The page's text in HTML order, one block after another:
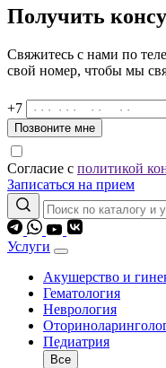
Получить
Свяжитесь с нами по
свой номер, чтобы мы
+7
Позвоните мне
Согласие с политикой
Записаться на прием
Услуги
Акушерство и
Гематология
Неврология
Педиатрия
Все